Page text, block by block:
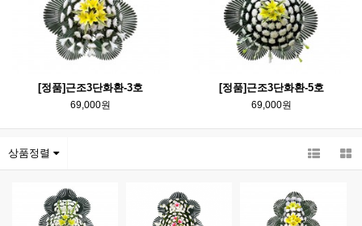
[정품]근조3단화환-3호
69,000원
[정품]근조3단화환-5호
69,000원
상품정렬